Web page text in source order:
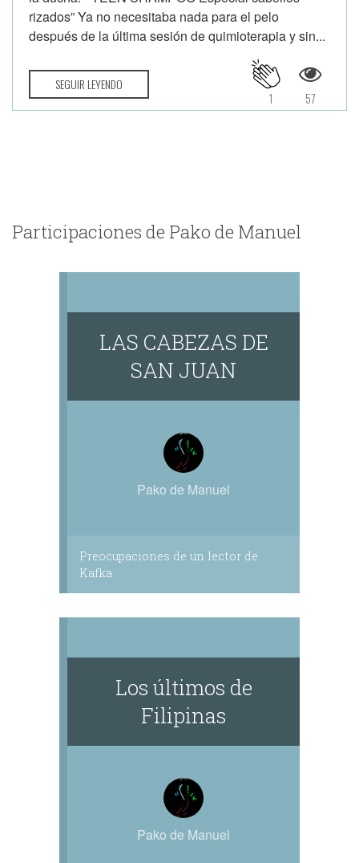
rizados” Ya no necesitaba nada para el pelo
después de la última sesión de quimioterapia y sin...
SEGUIR LEYENDO
57
1
Participaciones de Pako de Manuel
LAS CABEZAS DE
SAN JUAN
Pako de Manuel
Preocupaciones de un lector de
Kafka
Los últimos de
Filipinas
Pako de Manuel